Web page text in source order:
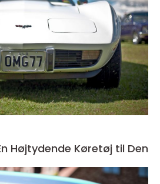
Højtydende Køretøj til Den